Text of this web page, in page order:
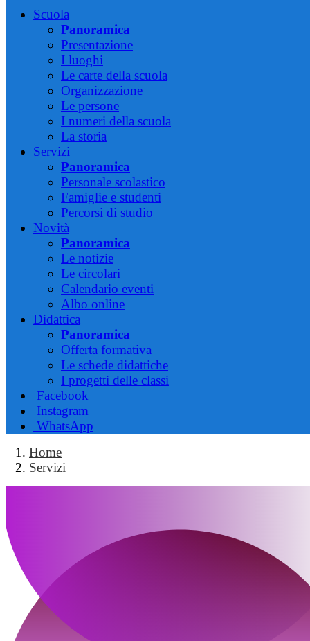
Scuola
Panoramica
Presentazione
I luoghi
Le carte della scuola
Organizzazione
Le persone
I numeri della scuola
La storia
Servizi
Panoramica
Personale scolastico
Famiglie e studenti
Percorsi di studio
Novità
Panoramica
Le notizie
Le circolari
Calendario eventi
Albo online
Didattica
Panoramica
Offerta formativa
Le schede didattiche
I progetti delle classi
Facebook
Instagram
WhatsApp
Home
Servizi